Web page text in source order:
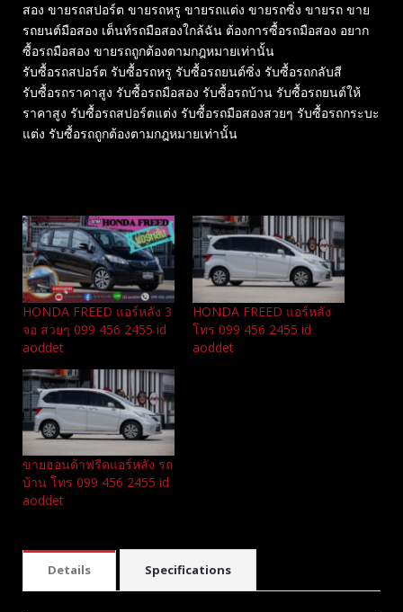
สอง ขายรถสปอร์ต ขายรถหรู ขายรถแต่ง ขายรถซิ่ง ขายรถ ขาย
รถยนต์มือสอง เต็นท์รถมือสองใกล้ฉัน ต้องการซื้อรถมือสอง อยาก
ซื้อรถมือสอง ขายรถถูกต้องตามกฎหมายเท่านั้น
รับซื้อรถสปอร์ต รับซื้อรถหรู รับซื้อรถยนต์ซิ่ง รับซื้อรถกลับสี
รับซื้อรถราคาสูง รับซื้อรถมือสอง รับซื้อรถบ้าน รับซื้อรถยนต์ให้
ราคาสูง รับซื้อรถสปอร์ตแต่ง รับซื้อรถมือสองสวยๆ รับซื้อรถกระบะ
แต่ง รับซื้อรถถูกต้องตามกฎหมายเท่านั้น
HONDA FREED แอร์หลัง 3
จอ สวยๆ 099 456 2455 id
aoddet
HONDA FREED แอร์หลัง
โทร 099 456 2455 id
aoddet
ขายฮอนด้าฟรีดแอร์หลัง รถ
บ้าน โทร 099 456 2455 id
aoddet
Details Specifications